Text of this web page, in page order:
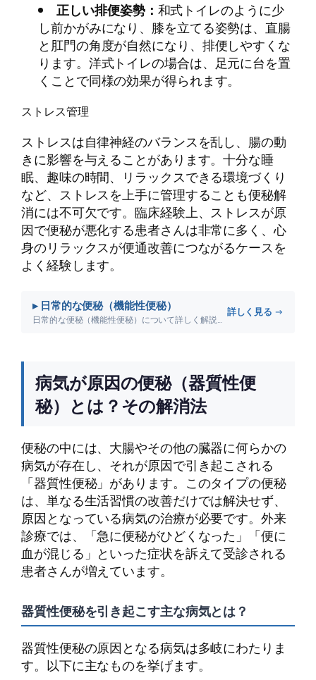
正しい排便姿勢： 和式トイレのように少
し前かがみになり、膝を立てる姿勢は、直腸
と肛門の角度が自然になり、排便しやすくな
ります。洋式トイレの場合は、足元に台を置
くことで同様の効果が得られます。
ストレス管理
ストレスは自律神経のバランスを乱し、腸の動
きに影響を与えることがあります。十分な睡
眠、趣味の時間、リラックスできる環境づくり
など、ストレスを上手に管理することも便秘解
消には不可欠です。臨床経験上、ストレスが原
因で便秘が悪化する患者さんは非常に多く、心
身のリラックスが便通改善につながるケースを
よく経験します。
▸ 日常的な便秘（機能性便秘）
日常的な便秘（機能性便秘）について詳しく解説します。
詳しく見る →
病気が原因の便秘（器質性便
秘）とは？その解消法
便秘の中には、大腸やその他の臓器に何らかの
病気が存在し、それが原因で引き起こされる
「器質性便秘」があります。このタイプの便秘
は、単なる生活習慣の改善だけでは解決せず、
原因となっている病気の治療が必要です。外来
診療では、「急に便秘がひどくなった」「便に
血が混じる」といった症状を訴えて受診される
患者さんが増えています。
器質性便秘を引き起こす主な病気とは？
器質性便秘の原因となる病気は多岐にわたりま
す。以下に主なものを挙げます。